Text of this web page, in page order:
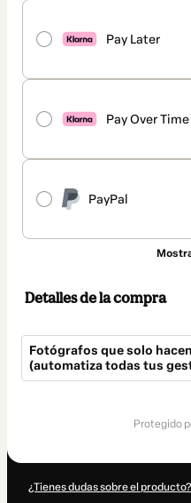
Pay Later
Pay Over Time
PayPal
Detalles de la compra
Fotógrafos que solo
(automatiza todas tus
protegido
¿Tienes dudas sobre el